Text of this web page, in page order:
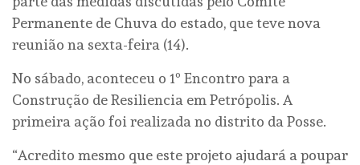
Permanente de Chuva do estado, que teve nova
reunião na sexta-feira (14).
No sábado, aconteceu o 1º Encontro para a
Construção de Resiliencia em Petrópolis. A
primeira ação foi realizada no distrito da Posse.
“Acredito mesmo que este projeto ajudará a poupar